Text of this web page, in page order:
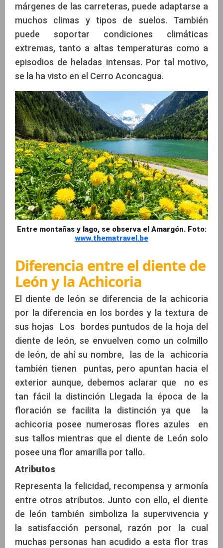
márgenes de las carreteras, puede adaptarse a
muchos climas y tipos de suelos. También
puede soportar condiciones climáticas
extremas, tanto a altas temperaturas como a
episodios de heladas intensas. Por tal motivo,
se la ha visto en el Cerro Aconcagua.
Entre montañas y lago, se observa el Amargón. Foto:
www.thematravel.be
Diferencia entre el diente de
León y la Achicoria
El diente de león se diferencia de la achicoria
por la diferencia en los bordes y la textura de
sus hojas Los bordes puntudos de la hoja del
diente de león, se envuelven como un colmillo
de león, de ahí su nombre, las de la achicoria
también tienen puntas, pero apuntan hacia el
exterior aunque, debemos aclarar que no es
tan fácil la distinción Llegada la época de la
floración se facilita la distinción ya que la
achicoria posee numerosas flores azules en
sus tallos mientras que el diente de León solo
posee una flor amarilla por tallo.
Atributos
Representa la felicidad, recompensa y armonía
entre otros atributos. Junto con ello, el diente
de león también simboliza la supervivencia y
la satisfacción personal, razón por la cual
muchas personas han acudido a esta flor tras